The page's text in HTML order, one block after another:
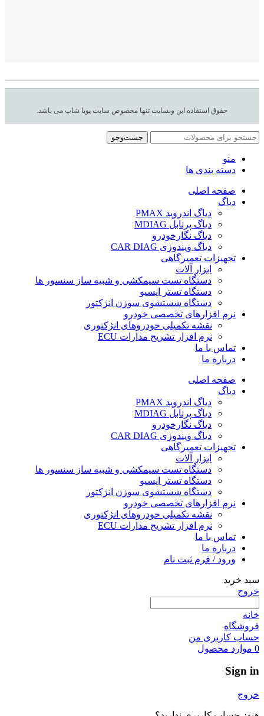
حقوق استفاده این وبسایت تنها مخصوص سایت پویا شاپ می باشد.
جست‌وجو
منو
دسته بندی ها
صفحه اصلی
دیاگ
دیاگ اندروید PMAX
دیاگ پرتابل MDIAG
دیاگ نگارخودرو
دیاگ ویندوزی CAR DIAG
تجهیزات تعمیرگاهی
ابزار آلات
دستگاه تست سیمکشی و شبیه ساز سنسور ها
دستگاه تستر ایسیو
دستگاه شستشوی سوزن انژکتور
نرم افزارهای تخصصی خودرو
نقشه تکمیلی خودروهای انژکتوری
نرم افزار تشریح مدارات ECU
تماس با ما
درباره ما
صفحه اصلی
دیاگ
دیاگ اندروید PMAX
دیاگ پرتابل MDIAG
دیاگ نگارخودرو
دیاگ ویندوزی CAR DIAG
تجهیزات تعمیرگاهی
ابزار آلات
دستگاه تست سیمکشی و شبیه ساز سنسور ها
دستگاه تستر ایسیو
دستگاه شستشوی سوزن انژکتور
نرم افزارهای تخصصی خودرو
نقشه تکمیلی خودروهای انژکتوری
نرم افزار تشریح مدارات ECU
تماس با ما
درباره ما
ورود / فرم ثبت نام
سبد خرید
خروج
خانه
فروشگاه
حساب کاربری من
0 موارد محصول
Sign in
خروج